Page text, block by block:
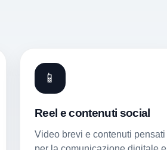
📱
Reel e contenuti social
Video brevi e contenuti pensati